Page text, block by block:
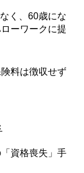
く、 60歳にな
ーワークに提
料は徴収せず
資格喪失」手